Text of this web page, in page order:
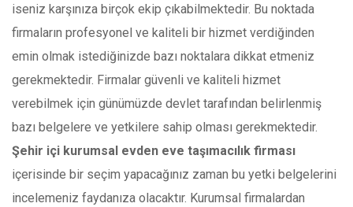
iseniz karşınıza birçok ekip çıkabilmektedir. Bu noktada
firmaların profesyonel ve kaliteli bir hizmet verdiğinden
emin olmak istediğinizde bazı noktalara dikkat etmeniz
gerekmektedir. Firmalar güvenli ve kaliteli hizmet
verebilmek için günümüzde devlet tarafından belirlenmiş
bazı belgelere ve yetkilere sahip olması gerekmektedir.
Şehir içi kurumsal evden eve taşımacılık firması
içerisinde bir seçim yapacağınız zaman bu yetki belgelerini
incelemeniz faydanıza olacaktır. Kurumsal firmalardan